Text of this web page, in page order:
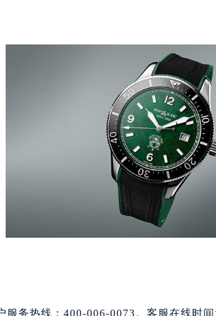
深南东路5001号华润大厦写字楼17层1701
北文昌一路7号华贸大厦写字楼1座30层
滨东路95号华润大厦写字楼B座11层
四路128-1号恒力城写字楼15层03室（需
民东路6号SAC东原中心写字楼24层
音桥步行街2号融恒时代广场写字楼9层
王台街道建湘路393号世茂环球金融中
功路10号华润大厦写字楼29层2905室（
放路15号亨得利名表服务中心（品牌授
街路137号亨得利名表服务中心（品牌授
绣路1067号置信广场10层1015室（需提
服务热线：400-006-0073。客服在线时